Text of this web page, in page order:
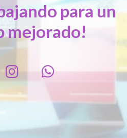
para un
mejorado!